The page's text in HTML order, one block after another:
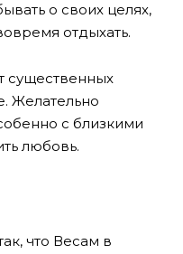
о своих целях,
отдыхать.
существенных
Желательно
с близкими
любовь.
что Весам в